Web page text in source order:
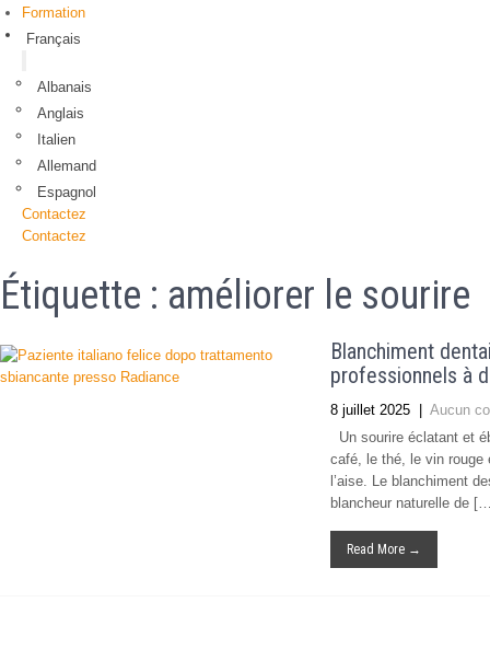
Formation
Français
Albanais
Anglais
Italien
Allemand
Espagnol
Contactez
Contactez
Étiquette : améliorer le sourire
Blanchiment
professionnels à
8 juillet 2025 | Aucun
Un sourire éclatant et
café, le thé, le vin rouge
l’aise. Le blanchiment
blancheur naturelle de
Read More →